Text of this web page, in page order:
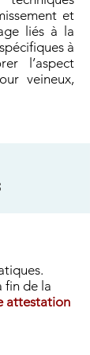
et
liés à la
à
l’aspect
veineux,
fin de la
attestation